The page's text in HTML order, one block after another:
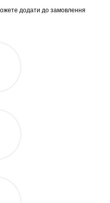
додати до замовлення